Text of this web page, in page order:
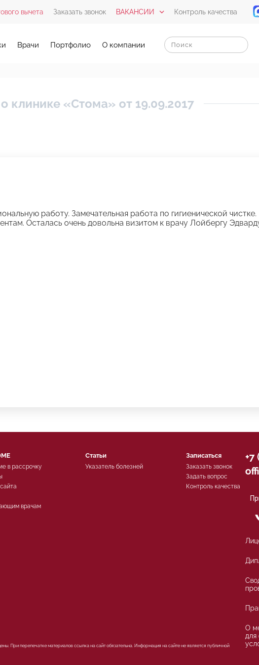
вычета Заказать звонок ВАКАНСИИ Контроль качества
Врачи Портфолио О компании
клинике «Стома» от 19.09.2017
работу. Замечательная работа по гигиенической чистке.
Осталась очень довольна визитом к врачу Лойбергу
в рассрочку
врачам
Статьи
Указатель болезней
Записаться
Заказать звонок
Задать вопрос
Контроль качества
При перепечатке материалов ссылка на сайт обязательна. Информация на сайте не является публичной
+7
О
для